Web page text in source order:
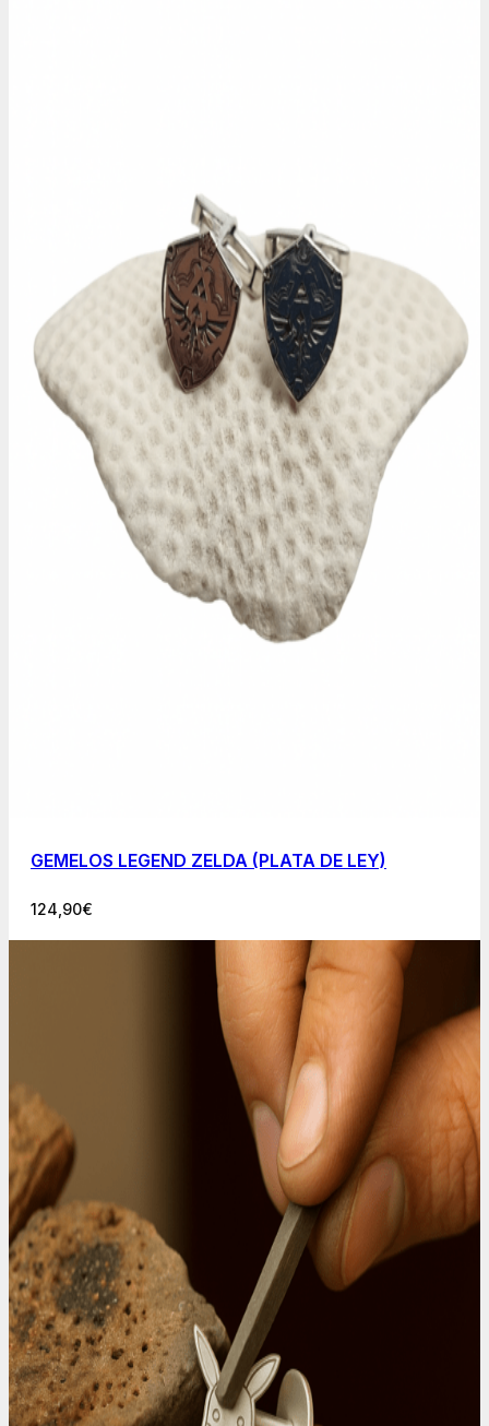
GEMELOS LEGEND ZELDA (PLATA DE LEY)
124,90€